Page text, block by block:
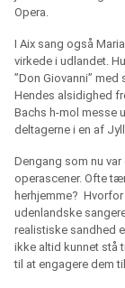
Opera.
I Aix sang også
virkede i udlandet.
”Don Giovanni”
Hendes alsidighed
Bachs h-mol messe
deltagerne i en af
Dengang som nu
operascener. Ofte
herhjemme?
udenlandske
realistiske sandhed
ikke altid kunnet stå
til at engagere dem